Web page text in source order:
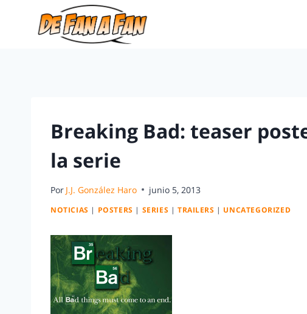
Breaking Bad: teaser
la serie
Por J.J. González Haro junio 5, 2013
NOTICIAS | POSTERS | SERIES | TRAILERS | UNCATEGORIZED